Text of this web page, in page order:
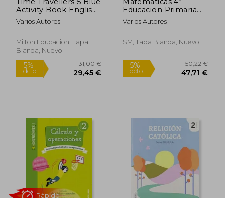
5%
dcto.
10,90 €
10,36 €
Rápido
dcto.
Activity Book English
5º Primaria (en Inglés)
Varios Autores
Milton Educacion, Tapa
Blanda, Nuevo
Educacion Primaria
Cuaderno Piensa
Infinito ed 2020
Varios Autores
SM, Tapa Blanda, Nuevo